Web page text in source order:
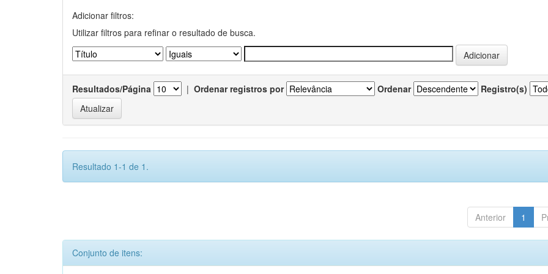
Adicionar filtros:
Utilizar filtros para refinar o resultado de busca.
Resultados/Página | Ordenar registros por Ordenar Registro(s)
Resultado 1-1 de 1.
Anterior 1
Conjunto de itens: